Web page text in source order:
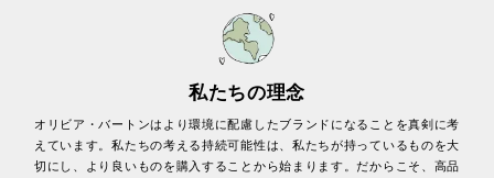
私たちの理念
オリビア・バートンはより環境に配慮したブランドになることを真剣に考
えています。私たちの考える持続可能性は、私たちが持っているものを大
切にし、より良いものを購入することから始まります。だからこそ、高品